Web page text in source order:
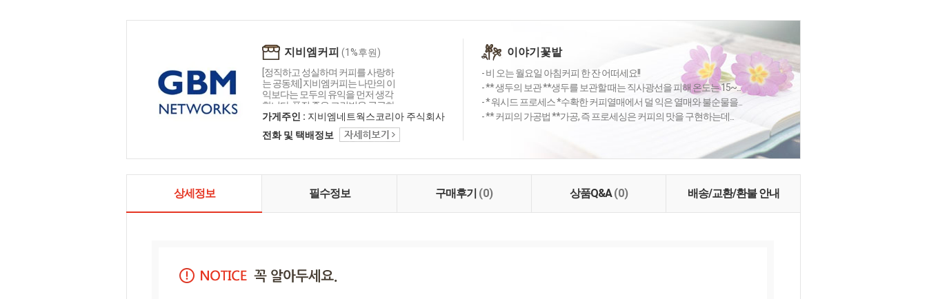
지비엠커피 (1%후원)
[정직하고 성실하며 커피를 사랑하
는 공동체] 지비엠커피는 나만의 이
익보다는 모두의 유익을 먼저 생각
합니다. 품질 좋은 그린빈을 공급하
기 위해 오늘도 달리고 있습니다. 커
피를 통해 즐겁게 소통하며 좋은 커
피 문화를 나누고 싶습니다.
가게주인 : 지비엠네트웍스코리아 주식회사
전화 및 택배정보
이야기꽃밭
- 비 오는 월요일 아침커피 한 잔 어떠세요!!
- ** 생두의 보관 **생두를 보관할 때는 직사광선을 피해 온도는 15~...
- * 워시드 프로세스 *수확한 커피열매에서 덜 익은 열매와 불순물을...
- ** 커피의 가공법 **가공, 즉 프로세싱은 커피의 맛을 구현하는데...
상세정보 필수정보 구매후기 (0) 상품Q&A(0) 배송/교환/환불 안내